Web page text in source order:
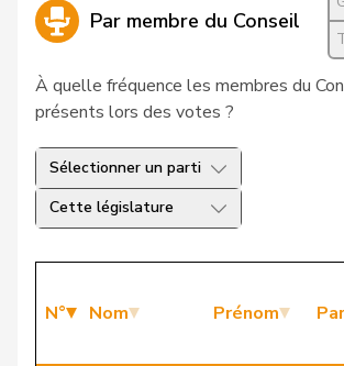
Par membre du Conseil
À quelle fréquence les membres du
présents lors des votes ?
Sélectionner un parti
Cette législature
N° Nom Prénom